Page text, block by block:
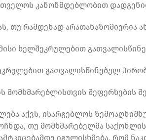
კანონმდებლობით
თუ რამდენად არათანაზომიერია
ხელშეკრულებით
გათვალისწინებულ
მომხმარებლისთვის შეფერხების
აქვს, ისარგებლოს
თუ მომხმარებელმა
იგულისხმება, რომ